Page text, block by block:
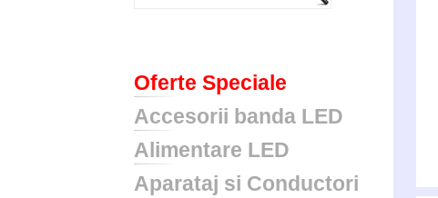
Oferte Speciale
Accesorii banda LED
Alimentare LED
Aparataj si Conductori